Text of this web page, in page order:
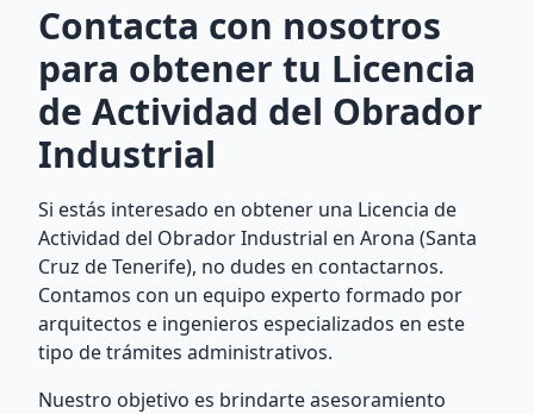
Contacta con nosotros
para obtener tu Licencia
de Actividad del Obrador
Industrial
Si estás interesado en obtener una Licencia de
Actividad del Obrador Industrial en Arona (Santa
Cruz de Tenerife), no dudes en contactarnos.
Contamos con un equipo experto formado por
arquitectos e ingenieros especializados en este
tipo de trámites administrativos.
Nuestro objetivo es brindarte asesoramiento